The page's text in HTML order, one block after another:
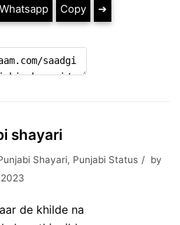
Whatsapp Copy ➔
shayari
Shayari, Punjabi Status
by
de khilde na